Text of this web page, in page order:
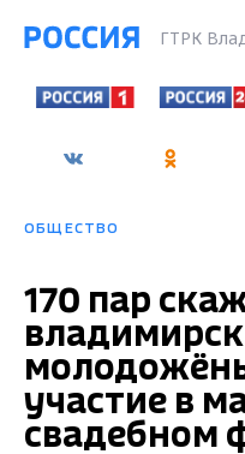
ГТРК
ОБЩЕСТВО
170 пар
участие в
свадебном